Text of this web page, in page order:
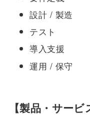
設計 / 製造
テスト
導入支援
運用 / 保守
【製品・サービ